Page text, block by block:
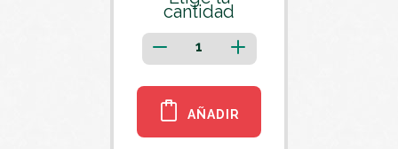
cantidad
AÑADIR